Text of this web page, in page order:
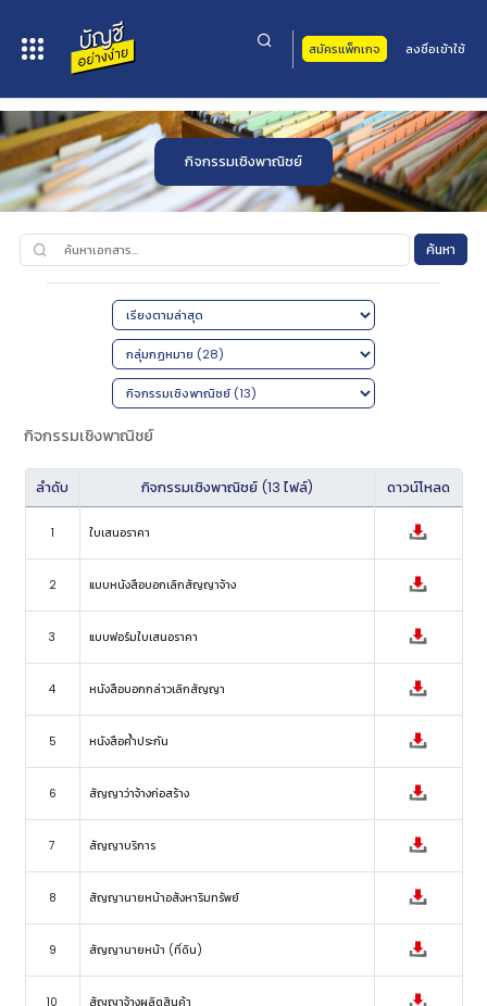
สมัครแพ็กเกจ ลงชื่อเข้าใช้
กิจกรรมเชิงพาณิชย์
ค้นหา
กิจกรรมเชิงพาณิชย์
ลำดับ กิจกรรมเชิงพาณิชย์ (13 ไฟล์) ดาวน์โหลด
1 ใบเสนอราคา
2 แบบหนังสือบอกเลิกสัญญาจ้าง
3 แบบฟอร์มใบเสนอราคา
4 หนังสือบอกกล่าวเลิกสัญญา
5 หนังสือค้ำประกัน
6 สัญญาว่าจ้างก่อสร้าง
7 สัญญาบริการ
8 สัญญานายหน้าอสังหาริมทรัพย์
9 สัญญานายหน้า (ที่ดิน)
10 สัญญาจ้างผลิตสินค้า